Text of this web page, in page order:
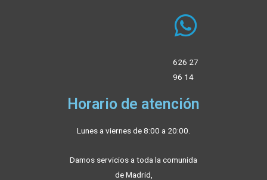
626 27
96 14
Horario de atención
Lunes a viernes de 8:00 a 20:00.
Damos servicios a toda la comunida
de Madrid,